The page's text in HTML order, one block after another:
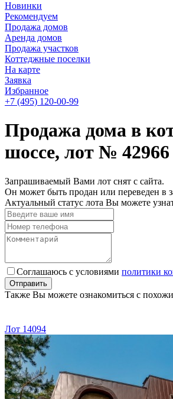
Новинки
Рекомендуем
Продажа домов
Аренда домов
Продажа участков
Коттеджные поселки
На карте
Заявка
Избранное
+7 (495) 120-00-99
Продажа дома в
шоссе, лот № 42966
Запрашиваемый Вами лот снят с сайта.
Он может быть продан или переведен в
Актуальный статус лота Вы можете
Соглашаюсь с условиями политики
Отправить
Также Вы можете ознакомиться с
Лот 14094